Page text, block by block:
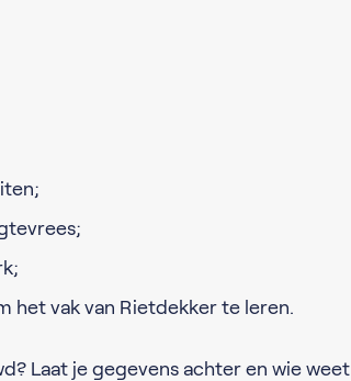
het vak van Rietdekker te leren.
Laat je gegevens achter en wie weet